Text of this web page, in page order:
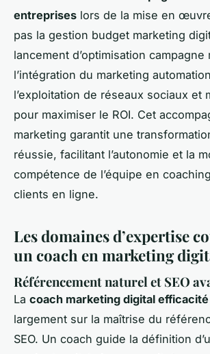
entreprises lors de la mise en
pas la gestion budget marketing
lancement d’optimisation campagne
l’intégration du marketing
l’exploitation de réseaux sociaux et
pour maximiser le ROI. Cet
marketing garantit une
réussie, facilitant l’autonomie et la
compétence de l’équipe en
clients en ligne.
Les domaines d’expertise
un coach en marketing
Référencement naturel et SEO
La coach marketing digital efficacité
largement sur la maîtrise du
SEO. Un coach guide la définition